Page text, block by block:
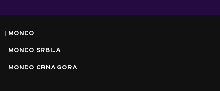
MONDO
MONDO SRBIJA
MONDO CRNA GORA